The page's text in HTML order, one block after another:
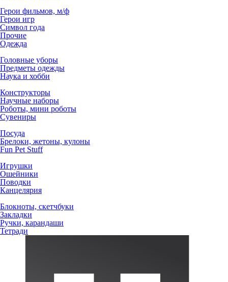
Герои фильмов, м/ф
Герои игр
Символ года
Прочие
Одежда
Головные уборы
Предметы одежды
Наука и хобби
Конструкторы
Научные наборы
Роботы, мини роботы
Сувениры
Посуда
Брелоки, жетоны, кулоны
Fun Pet Stuff
Игрушки
Ошейники
Поводки
Канцелярия
Блокноты, скетчбуки
Закладки
Ручки, карандаши
Тетради